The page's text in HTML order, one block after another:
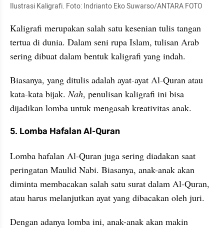
Ilustrasi Kaligrafi. Foto: Indrianto Eko Suwarso/ANTARA FOTO
Kaligrafi merupakan salah satu kesenian tulis tangan
tertua di dunia. Dalam seni rupa Islam, tulisan Arab
sering dibuat dalam bentuk kaligrafi yang indah.
Biasanya, yang ditulis adalah ayat-ayat Al-Quran atau
kata-kata bijak. Nah, penulisan kaligrafi ini bisa
dijadikan lomba untuk mengasah kreativitas anak.
5. Lomba Hafalan Al-Quran
Lomba hafalan Al-Quran juga sering diadakan saat
peringatan Maulid Nabi. Biasanya, anak-anak akan
diminta membacakan salah satu surat dalam Al-Quran,
atau harus melanjutkan ayat yang dibacakan oleh juri.
Dengan adanya lomba ini, anak-anak akan makin